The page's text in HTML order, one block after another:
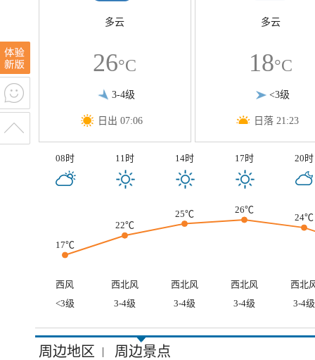
多云
26°C
3-4级
日出 07:06
多云
18°C
<3级
日落 21:23
08时 11时 14时 17时 20时
17℃
22℃
25℃ 26℃
24℃
西风 西北风 西北风 西北风
西北
<3级
3-4级 3-4级 3-4级 3-4级
周边地区 | 周边景点